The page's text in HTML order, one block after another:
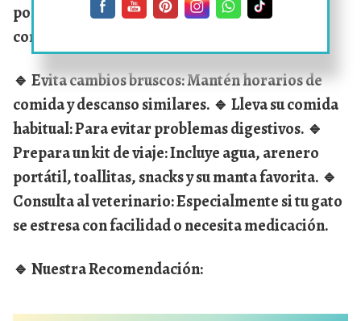
positiva si se planifica bien. Aquí algunos
consejos extra:
🔹 Evita cambios bruscos:Mantén horarios de
comida y descanso similares. 🔹 Lleva su comida
habitual:Para evitar problemas digestivos. 🔹
Prepara un kit de viaje:Incluye agua, arenero
portátil, toallitas, snacks y su manta favorita. 🔹
Consulta al veterinario:Especialmente si tu gato
se estresa con facilidad o necesita medicación.
🔹 Nuestra Recomendación: